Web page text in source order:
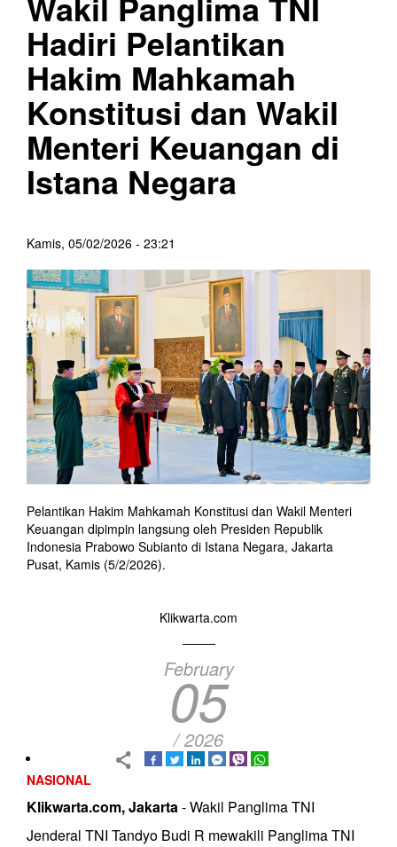
Hadiri Pelantikan
Hakim Mahkamah
Konstitusi dan Wakil
Menteri Keuangan di
Istana Negara
Kamis, 05/02/2026 - 23:21
Pelantikan Hakim Mahkamah Konstitusi dan Wakil Menteri
Keuangan dipimpin langsung oleh Presiden Republik
Indonesia Prabowo Subianto di Istana Negara, Jakarta
Pusat, Kamis (5/2/2026).
Klikwarta.com
February
05
/ 2026
NASIONAL
Klikwarta.com, Jakarta- Wakil Panglima TNI
Jenderal TNI Tandyo Budi R mewakili Panglima TNI